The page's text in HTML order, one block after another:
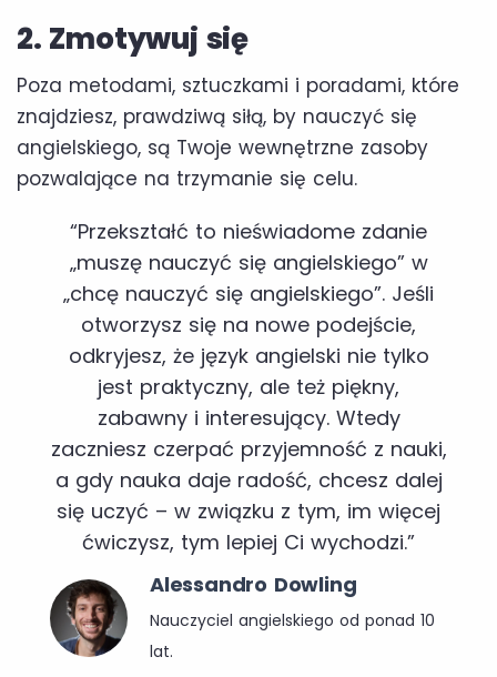
2. Zmotywuj się
Poza metodami, sztuczkami i poradami, które
znajdziesz, prawdziwą siłą, by nauczyć się
angielskiego, są Twoje wewnętrzne zasoby
pozwalające na trzymanie się celu.
“Przekształć to nieświadome zdanie
„muszę nauczyć się angielskiego” w
„chcę nauczyć się angielskiego”. Jeśli
otworzysz się na nowe podejście,
odkryjesz, że język angielski nie tylko
jest praktyczny, ale też piękny,
zabawny i interesujący. Wtedy
zaczniesz czerpać przyjemność z nauki,
a gdy nauka daje radość, chcesz dalej
się uczyć – w związku z tym, im więcej
ćwiczysz, tym lepiej Ci wychodzi.”
Alessandro Dowling
Nauczyciel angielskiego od ponad 10
lat.